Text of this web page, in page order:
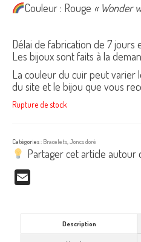
Couleur : Rouge « Wonder
Délai de fabrication de 7
Les bijoux sont faits à la
La couleur du cuir peut
du site et le bijou que vous
Rupture de stock
Catégories : Bracelets,Joncs doré
Partager cet article autour
Description